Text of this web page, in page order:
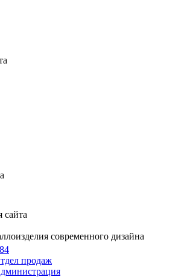
сайта
современного дизайна
продаж